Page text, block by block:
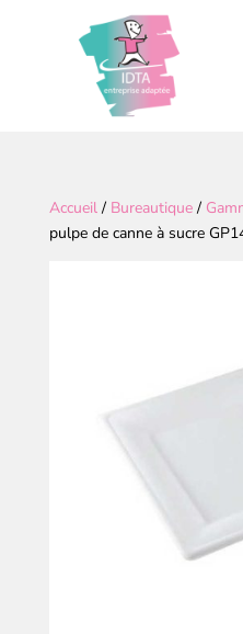
Accueil/ Bureautique/
pulpe de canne à sucre